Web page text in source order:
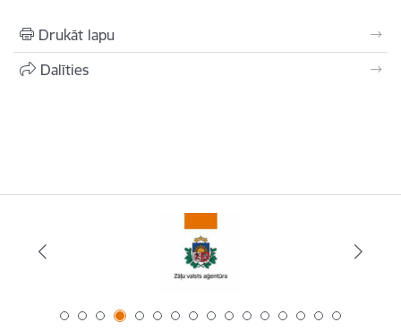
Drukāt lapu
Dalīties